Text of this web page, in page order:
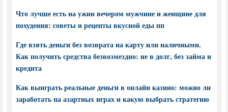
Что лучше есть на ужин вечером мужчине и женщине для
похудения: советы и рецепты вкусной еды пп
Где взять деньги без возврата на карту или наличными.
Как получить средства безвозмездно: не в долг, без займа и
кредита
Как выиграть реальные деньги в онлайн казино: можно ли
заработать на азартных играх и какую выбрать стратегию